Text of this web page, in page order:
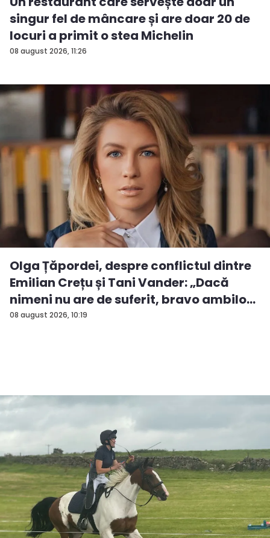
08 august 2026, 11:26
singur fel de mâncare și are doar 20 de
locuri a primit o stea Michelin
08 august 2026, 10:19
Olga Țăpordei, despre conflictul dintre
Emilian Crețu și Tani Vander: „Dacă
nimeni nu are de suferit, bravo ambilo...